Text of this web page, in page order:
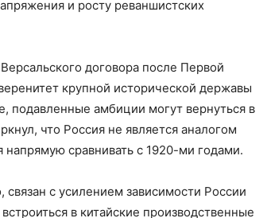
и росту реваншистских
договора после Первой
крупной исторической державы
подавленные амбиции могут вернуться в
что Россия не является аналогом
сравнивать с 1920-ми годами.
с усилением зависимости России
в китайские производственные